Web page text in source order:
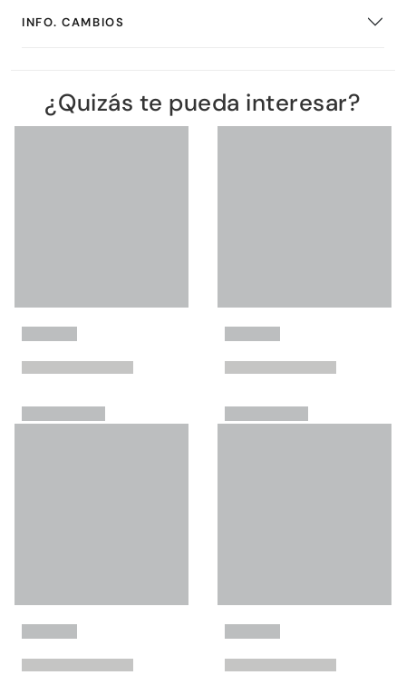
INFO. CAMBIOS
¿Quizás te pueda interesar?